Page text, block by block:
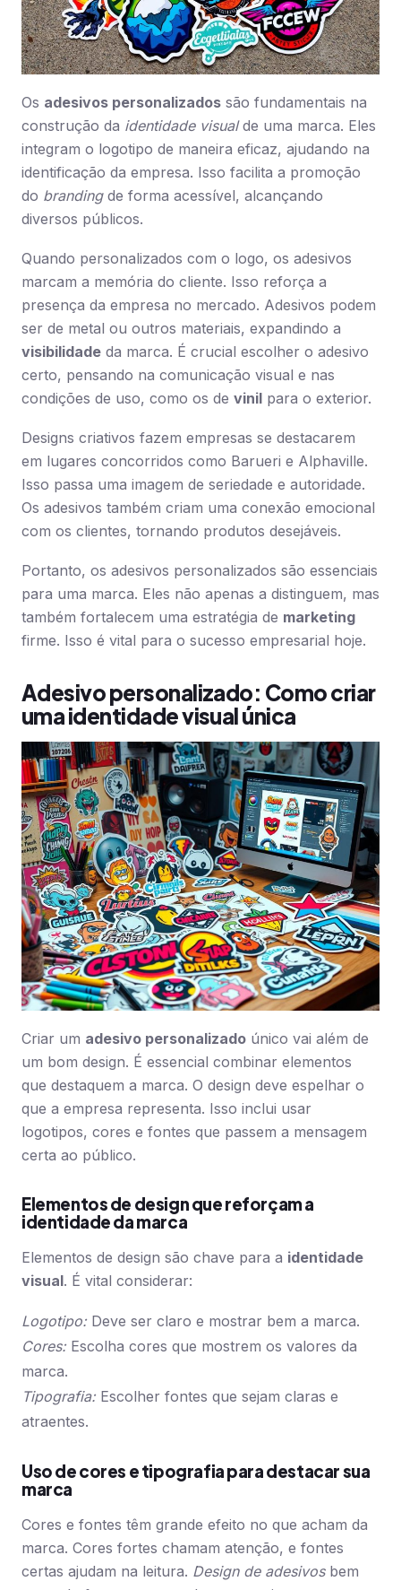
Os adesivos personalizados são fundamentais na
construção da identidade visualde uma marca. Eles
integram o logotipo de maneira eficaz, ajudando na
identificação da empresa. Isso facilita a promoção
do brandingde forma acessível, alcançando
diversos públicos.
Quando personalizados com o logo, os adesivos
marcam a memória do cliente. Isso reforça a
presença da empresa no mercado. Adesivos podem
ser de metal ou outros materiais, expandindo a
visibilidade da marca. É crucial escolher o adesivo
certo, pensando na comunicação visual e nas
condições de uso, como os de vinil para o exterior.
Designs criativos fazem empresas se destacarem
em lugares concorridos como Barueri e Alphaville.
Isso passa uma imagem de seriedade e autoridade.
Os adesivos também criam uma conexão emocional
com os clientes, tornando produtos desejáveis.
Portanto, os adesivos personalizados são essenciais
para uma marca. Eles não apenas a distinguem, mas
também fortalecem uma estratégia de marketing
firme. Isso é vital para o sucesso empresarial hoje.
Adesivo personalizado: Como criar
uma identidade visual única
Criar um adesivo personalizado único vai além de
um bom design. É essencial combinar elementos
que destaquem a marca. O design deve espelhar o
que a empresa representa. Isso inclui usar
logotipos, cores e fontes que passem a mensagem
certa ao público.
Elementos de design que reforçam a
identidade da marca
Elementos de design são chave para a identidade
visual. É vital considerar:
Logotipo:Deve ser claro e mostrar bem a marca.
Cores:Escolha cores que mostrem os valores da
marca.
Tipografia:Escolher fontes que sejam claras e
atraentes.
Uso de cores e tipografia para destacar sua
marca
Cores e fontes têm grande efeito no que acham da
marca. Cores fortes chamam atenção, e fontes
certas ajudam na leitura. Design de adesivosbem